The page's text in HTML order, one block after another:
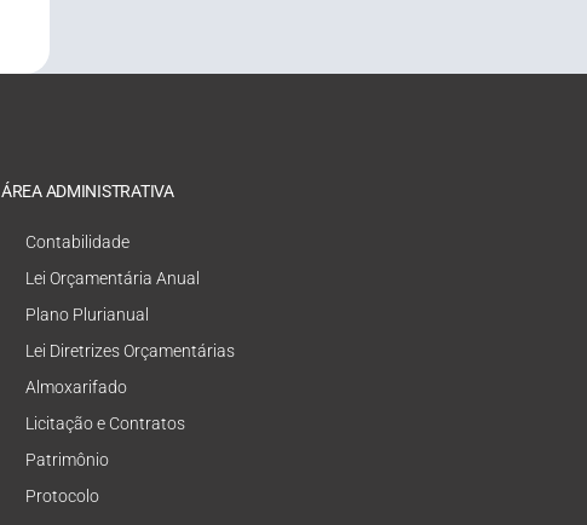
ÁREA ADMINISTRATIVA
Contabilidade
Lei Orçamentária Anual
Plano Plurianual
Lei Diretrizes Orçamentárias
Almoxarifado
Licitação e Contratos
Patrimônio
Protocolo